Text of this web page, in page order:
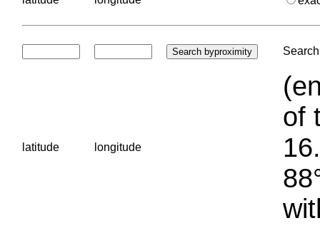
latitude longitude
of